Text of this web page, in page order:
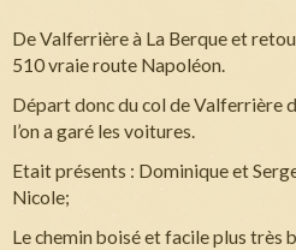
De Valferrière à La Berque et
510 vraie route Napoléon.
Départ donc du col de Valferrière
l’on a garé les voitures.
Etait présents : Dominique et
Nicole;
Le chemin boisé et facile plus très